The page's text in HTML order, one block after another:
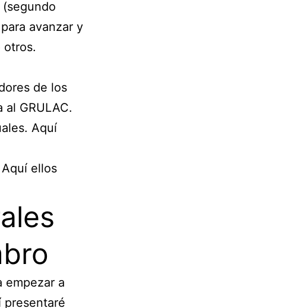
para avanzar y
otros.
de los
GRULAC.
Aquí
ellos
empezar a
presentaré